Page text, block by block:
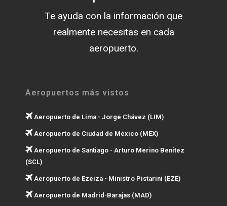
Te ayuda con la información que
realmente necesitas en cada
aeropuerto.
Aeropuertos más vistos
Aeropuerto de Lima - Jorge Chávez (LIM)
Aeropuerto de Ciudad de México (MEX)
Aeropuerto de Santiago - Arturo Merino Benítez
(SCL)
Aeropuerto de Ezeiza - Ministro Pistarini (EZE)
Aeropuerto de Madrid-Barajas (MAD)